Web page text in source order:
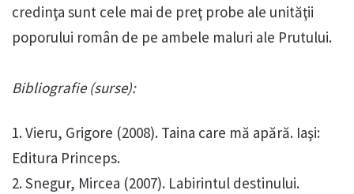
credinţa sunt cele mai de preţ probe ale unităţii
poporului român de pe ambele maluri ale Prutului.
Bibliografie (surse):
1. Vieru, Grigore (2008). Taina care mă apără. Iaşi:
Editura Princeps.
2. Snegur, Mircea (2007). Labirintul destinului.